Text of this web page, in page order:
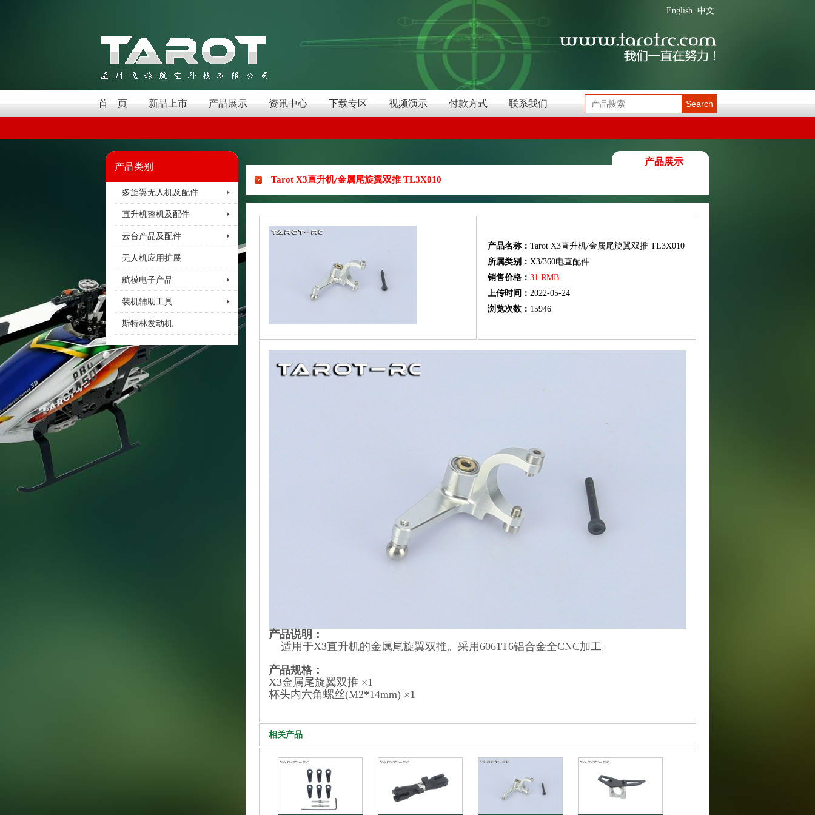
中文
English
首 页 新品上市 产品展示 资讯中心 下载专区 视频演示 付款方式 联系我们 Search
产品类别
多旋翼无人机及配件
直升机整机及配件
云台产品及配件
无人机应用扩展
航模电子产品
装机辅助工具
斯特林发动机
产品展示
Tarot X3直升机/金属尾旋翼双推 TL3X010
产品名称： Tarot X3直升机/金属尾旋翼双推 TL3X010
所属类别： X3/360电直配件
销售价格： 31 RMB
上传时间： 2022-05-24
浏览次数： 15946
产品说明：
适用于X3直升机的金属尾旋翼双推。采用6061T6铝合金全CNC加工。
产品规格：
X3金属尾旋翼双推 ×1
杯头内六角螺丝(M2*14mm) ×1
相关产品